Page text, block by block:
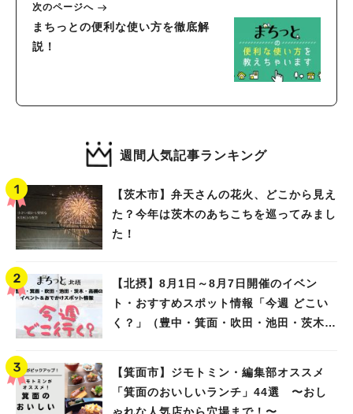
次のページへ
まちっとの便利な使い方を徹底解
説！
週間人気記事ランキング
【茨木市】弁天さんの花火、どこから見え
た？今年は茨木のあちこちを巡ってみまし
た！
【北摂】8月1日～8月7日開催のイベン
ト・おすすめスポット情報「今週 どこい
く？」（豊中・箕面・吹田・池田・茨木・
【箕面市】ジモトミン・編集部オススメ
「箕面のおいしいランチ」44選 〜おし